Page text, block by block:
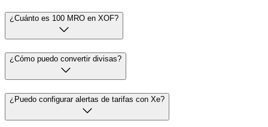
¿Cuánto es 100 MRO en XOF?
¿Cómo puedo convertir divisas?
¿Puedo configurar alertas de tarifas con Xe?